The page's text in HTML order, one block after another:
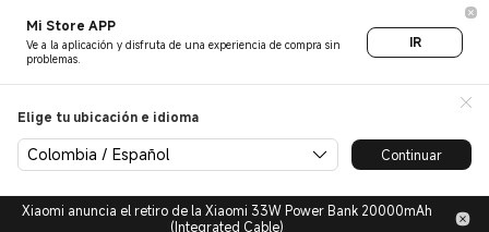
Mi Store APP
Ve a la aplicación y disfruta de una experiencia de compra sin
problemas.
IR
Elige tu ubicación e idioma
Colombia / Español Continuar
Xiaomi anuncia el retiro de la Xiaomi 33W Power Bank 20000mAh
(Integrated Cable)